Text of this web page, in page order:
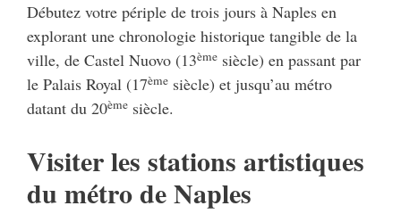
Débutez votre périple de trois jours à Naples en
explorant une chronologie historique tangible de la
ville, de Castel Nuovo (13ème siècle) en passant par
le Palais Royal (17ème siècle) et jusqu’au métro
datant du 20ème siècle.
Visiter les stations artistiques
du métro de Naples